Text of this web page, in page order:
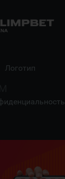
Логотип